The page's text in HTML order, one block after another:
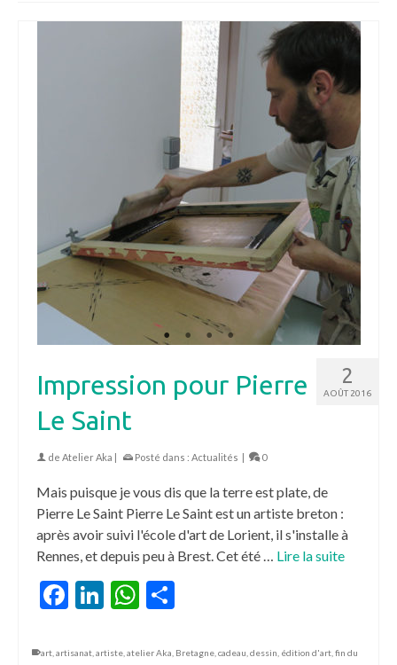
2
AOÛT 2016
Impression pour Pierre
Le Saint
de Atelier Aka | Posté dans : Actualités | 0
Mais puisque je vous dis que la terre est plate, de
Pierre Le Saint Pierre Le Saint est un artiste breton :
après avoir suivi l'école d'art de Lorient, il s'installe à
Rennes, et depuis peu à Brest. Cet été … Lire la suite
Facebook
LinkedIn
WhatsApp
art artisanat artiste atelier Aka Bretagne cadeau dessin édition d'art fin du